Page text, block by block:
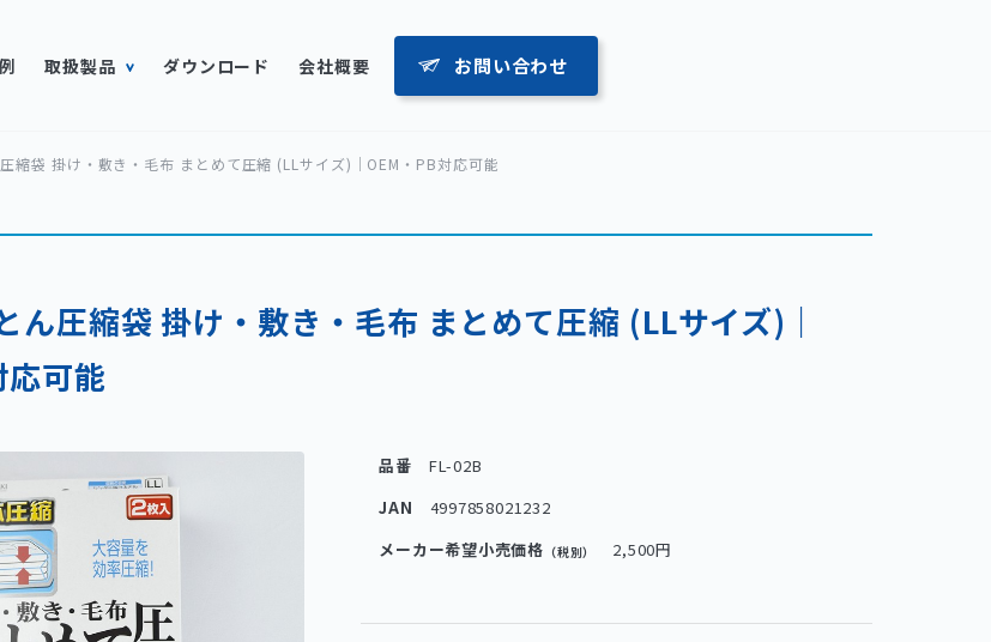
取扱製品 ダウンロード 会社概要 お問い合わせ
縮袋 掛け・敷き・毛布 まとめて圧縮 (LLサイズ)｜OEM・PB対応可能
ん圧縮袋 掛け・敷き・毛布 まとめて圧縮 (LLサイズ)｜
応可能
品番
FL-02B
JAN
4997858021232
メーカー希望小売価格 （税別） 2,500円